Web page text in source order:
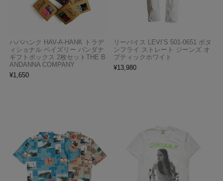
ハバハンク HAV-A-HANK トラデ
ィショナル ペイズリー バンダナ
ギフトボックス 2枚セットTHE B
ANDANNA COMPANY
¥1,650
リーバイス LEVI’S 501-0651 ボタ
ンフライ ストレート ジーンズ オ
プティックホワイト
¥13,980